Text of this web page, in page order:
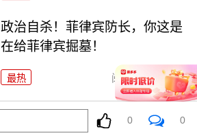
政治自杀！菲律宾防长，你这是
在给菲律宾掘墓！
最热 阅读 6976
高市早苗又作妖！特高课卷土重
来，日本三重困境
0 0